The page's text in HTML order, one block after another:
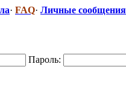
· FAQ· Личные сообщения
Пароль: